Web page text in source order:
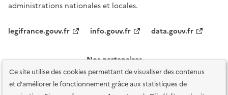
Ce site utilise des cookies permettant de visualiser des contenus
et d'améliorer le fonctionnement grâce aux statistiques de
administrations nationales et locales.
legifrance.gouv.fr info.gouv.fr data.gouv.fr
Nos partenaires